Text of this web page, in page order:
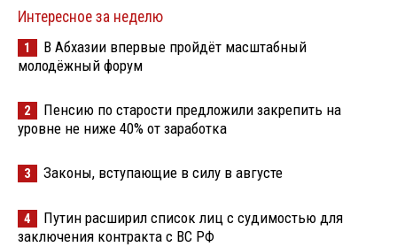
Интересное за неделю
1
В Абхазии впервые пройдёт масштабный
молодёжный форум
2
Пенсию по старости предложили закрепить на
уровне не ниже 40% от заработка
3 Законы, вступающие в силу в августе
4
Путин расширил список лиц с судимостью для
заключения контракта с ВС РФ